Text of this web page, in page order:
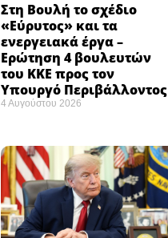
Στη Βουλή το σχέδιο
«Εύρυτος» και τα
ενεργειακά έργα –
Ερώτηση 4 βουλευτών
του ΚΚΕ προς τον
Υπουργό Περιβάλλοντος
4 Αυγούστου 2026